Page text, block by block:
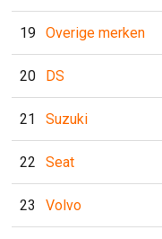
19 Overige merken
20 DS
21 Suzuki
22 Seat
23 Volvo